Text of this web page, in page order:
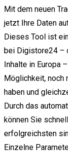
Mit dem neuen
jetzt Ihre Daten
Dieses Tool ist
bei Digistore24 –
Inhalte in Europa
Möglichkeit, noch
haben und
Durch das
können Sie
erfolgreichsten
Einzelne